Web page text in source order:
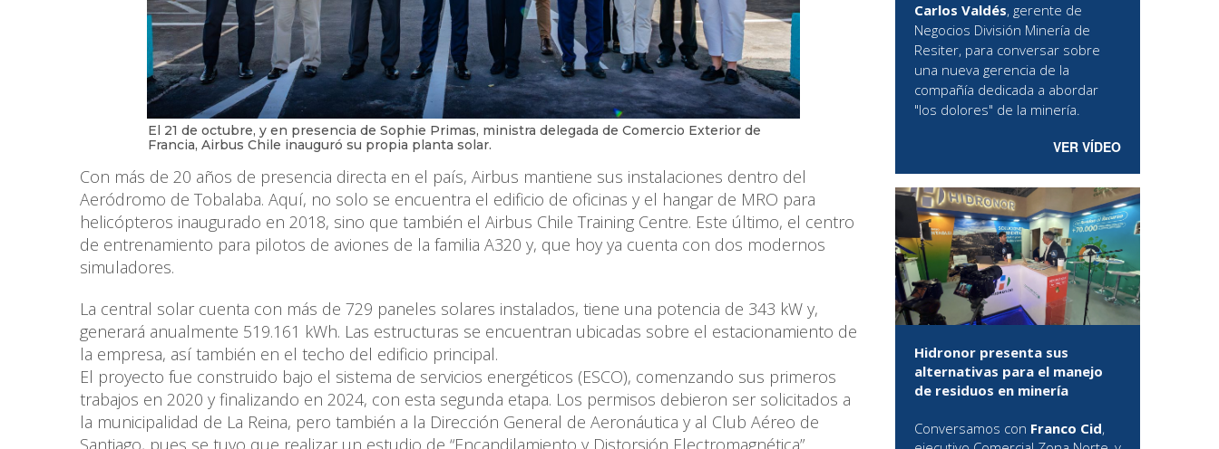
El 21 de octubre, y en presencia de Sophie Primas, ministra delegada de Comercio Exterior de
Francia, Airbus Chile inauguró su propia planta solar.
Con más de 20 años de presencia directa en el país, Airbus mantiene sus instalaciones dentro del
Aeródromo de Tobalaba. Aquí, no solo se encuentra el edificio de oficinas y el hangar de MRO para
helicópteros inaugurado en 2018, sino que también el Airbus Chile Training Centre. Este último, el centro
de entrenamiento para pilotos de aviones de la familia A320 y, que hoy ya cuenta con dos modernos
simuladores.
La central solar cuenta con más de 729 paneles solares instalados, tiene una potencia de 343 kW y,
generará anualmente 519.161 kWh. Las estructuras se encuentran ubicadas sobre el estacionamiento de
la empresa, así también en el techo del edificio principal.
El proyecto fue construido bajo el sistema de servicios energéticos (ESCO), comenzando sus primeros
trabajos en 2020 y finalizando en 2024, con esta segunda etapa. Los permisos debieron ser solicitados a
la municipalidad de La Reina, pero también a la Dirección General de Aeronáutica y al Club Aéreo de
Santiago, pues se tuvo que realizar un estudio de “Encandilamiento y Distorsión Electromagnética”.
Carlos Valdés, gerente de
Negocios División Minería de
Resiter, para conversar sobre
una nueva gerencia de la
compañía dedicada a abordar
"los dolores" de la minería.
VER VÍDEO
Hidronor presenta sus
alternativas para el manejo
de residuos en minería
Conversamos con Franco Cid,